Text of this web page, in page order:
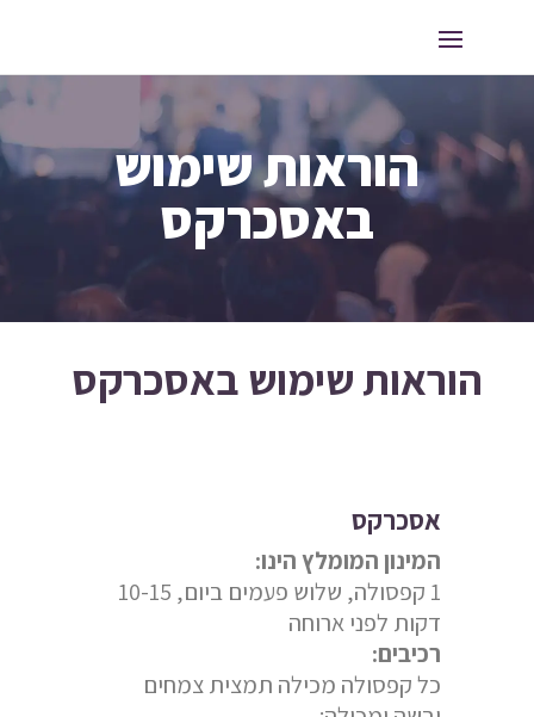
הוראות שימוש
באסכרקס
הוראות שימוש באסכרקס
אסכרקס
המינון המומלץ הינו:
1 קפסולה, שלוש פעמים ביום, 10-15
דקות לפני ארוחה
רכיבים:
כל קפסולה מכילה תמצית צמחים